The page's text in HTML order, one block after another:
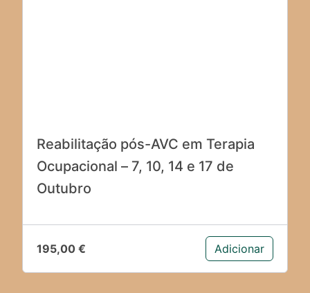
Reabilitação pós-AVC em Terapia
Ocupacional – 7, 10, 14 e 17 de
Outubro
195,00 € Adicionar